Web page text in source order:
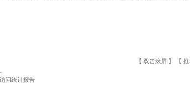
【 双击滚屏 】 【
问统计报告